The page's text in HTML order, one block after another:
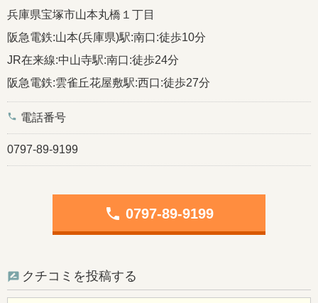
兵庫県宝塚市山本丸橋１丁目
阪急電鉄:山本(兵庫県)駅:南口:徒歩10分
JR在来線:中山寺駅:南口:徒歩24分
阪急電鉄:雲雀丘花屋敷駅:西口:徒歩27分
phone 電話番号
0797-89-9199
phone 0797-89-9199
クチコミを投稿する